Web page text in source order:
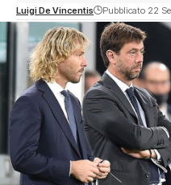
Luigi De Vincentis Pubblicato 22